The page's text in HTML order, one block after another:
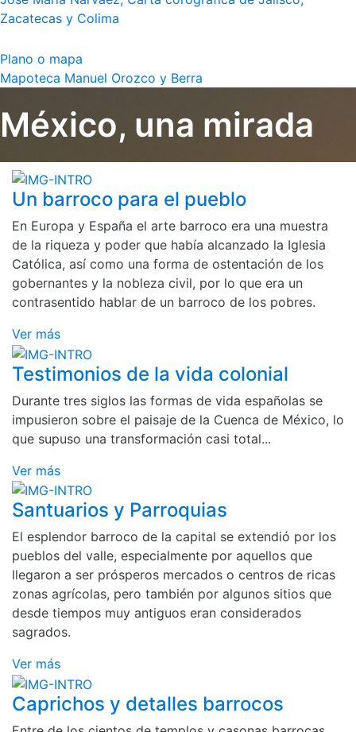
Zacatecas y Colima
Plano o mapa
Mapoteca Manuel Orozco y Berra
México, una mirada
Un barroco para el pueblo
En Europa y España el arte barroco era una muestra
de la riqueza y poder que había alcanzado la Iglesia
Católica, así como una forma de ostentación de los
gobernantes y la nobleza civil, por lo que era un
contrasentido hablar de un barroco de los pobres.
Ver más
Testimonios de la vida colonial
Durante tres siglos las formas de vida españolas se
impusieron sobre el paisaje de la Cuenca de México, lo
que supuso una transformación casi total...
Ver más
Santuarios y Parroquias
El esplendor barroco de la capital se extendió por los
pueblos del valle, especialmente por aquellos que
llegaron a ser prósperos mercados o centros de ricas
zonas agrícolas, pero también por algunos sitios que
desde tiempos muy antiguos eran considerados
sagrados.
Ver más
Caprichos y detalles barrocos